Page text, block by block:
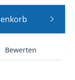
Bewerten